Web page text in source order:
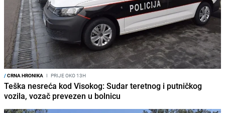
/CRNA HRONIKA I PRIJE OKO 13H
Teška nesreća kod Visokog: Sudar teretnog i putničkog
vozila, vozač prevezen u bolnicu